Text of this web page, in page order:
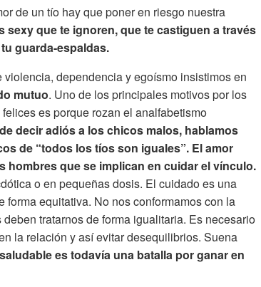
de un tío hay que poner en riesgo nuestra
sexy que te ignoren, que te castiguen a través
guarda-espaldas.
dependencia y egoísmo insistimos en
mutuo. Uno de los principales motivos por los
es porque rozan el analfabetismo
decir adiós a los chicos malos, hablamos
de “todos los tíos son iguales”. El amor
hombres que se implican en cuidar el vínculo.
o en pequeñas dosis. El cuidado es una
equitativa. No nos conformamos con la
tratarnos de forma igualitaria. Es necesario
la relación y así evitar desequilibrios. Suena
es todavía una batalla por ganar en